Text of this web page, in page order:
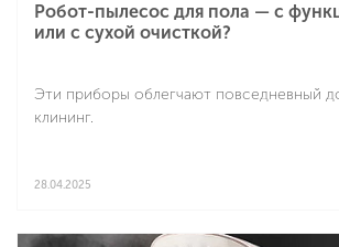
Робот-пылесос для пола — с
или с сухой очисткой?
Эти приборы облегчают повседневный
клининг.
28.04.2025
Подробнее